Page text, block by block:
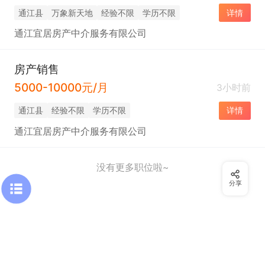
通江县 万象新天地 经验不限 学历不限 详情
通江宜居房产中介服务有限公司
房产销售
5000-10000元/月
3小时前
通江县 经验不限 学历不限 详情
通江宜居房产中介服务有限公司
没有更多职位啦~
分享